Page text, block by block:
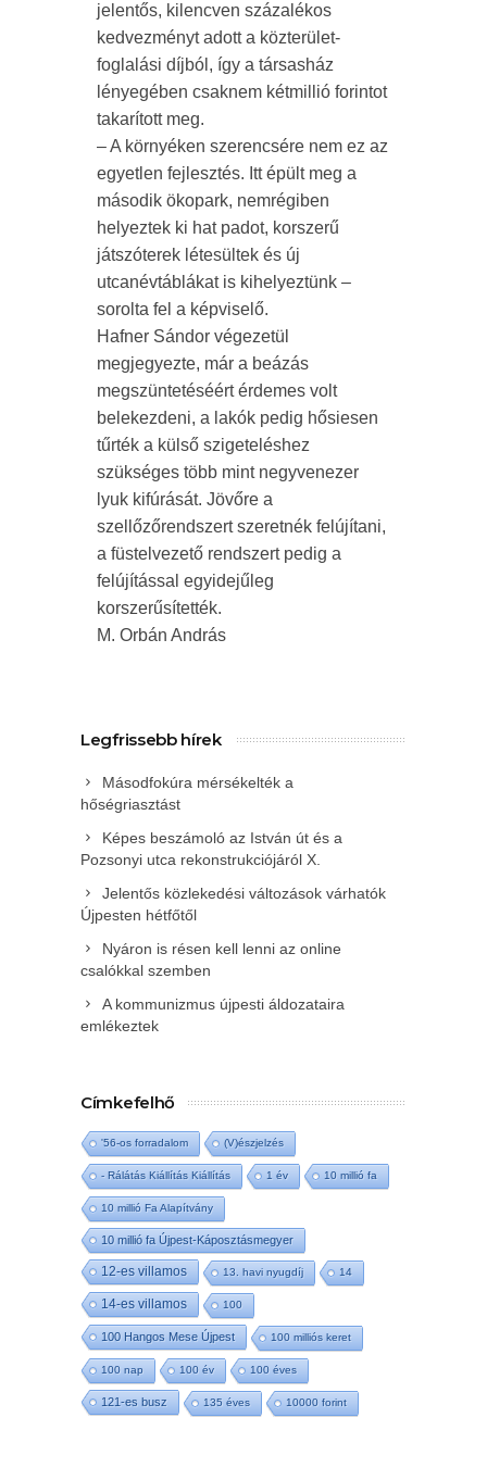
jelentős, kilencven százalékos
kedvezményt adott a közterület-
foglalási díjból, így a társasház
lényegében csaknem kétmillió forintot
takarított meg.
– A környéken szerencsére nem ez az
egyetlen fejlesztés. Itt épült meg a
második ökopark, nemrégiben
helyeztek ki hat padot, korszerű
játszóterek létesültek és új
utcanévtáblákat is kihelyeztünk –
sorolta fel a képviselő.
Hafner Sándor végezetül
megjegyezte, már a beázás
megszüntetéséért érdemes volt
belekezdeni, a lakók pedig hősiesen
tűrték a külső szigeteléshez
szükséges több mint negyvenezer
lyuk kifúrását. Jövőre a
szellőzőrendszert szeretnék felújítani,
a füstelvezető rendszert pedig a
felújítással egyidejűleg
korszerűsítették.
M. Orbán András
Legfrissebb hírek
Másodfokúra mérsékelték a
hőségriasztást
Képes beszámoló az István út és a
Pozsonyi utca rekonstrukciójáról X.
Jelentős közlekedési változások várhatók
Újpesten hétfőtől
Nyáron is résen kell lenni az online
csalókkal szemben
A kommunizmus újpesti áldozataira
emlékeztek
Címkefelhő
'56-os forradalom (V)észjelzés
- Rálátás Kiállítás Kiállítás 1 év 10 millió fa
10 millió Fa Alapítvány
10 millió fa Újpest-Káposztásmegyer
12-es villamos 13. havi nyugdíj 14
14-es villamos 100
100 Hangos Mese Újpest 100 milliós keret
100 nap 100 év 100 éves
121-es busz 135 éves 10000 forint